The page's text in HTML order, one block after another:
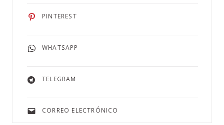
PINTEREST
WHATSAPP
TELEGRAM
CORREO ELECTRÓNICO